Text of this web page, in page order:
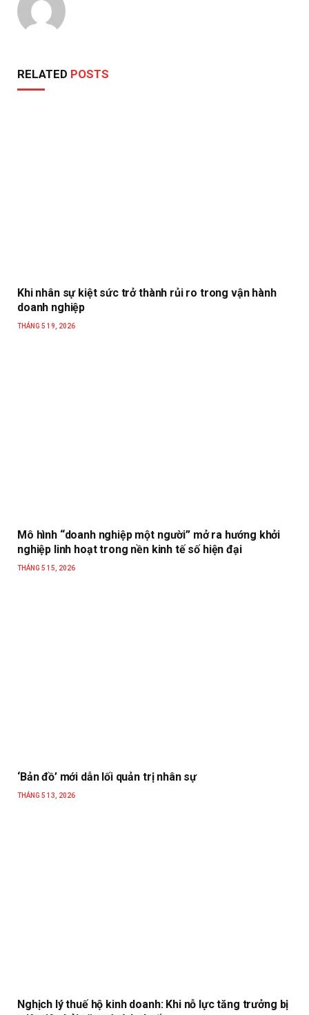
RELATED POSTS
Khi nhân sự kiệt sức trở thành rủi ro trong vận hành
doanh nghiệp
THÁNG 5 19, 2026
Mô hình “doanh nghiệp một người” mở ra hướng khởi
nghiệp linh hoạt trong nền kinh tế số hiện đại
THÁNG 5 15, 2026
‘Bản đồ’ mới dẫn lối quản trị nhân sự
THÁNG 5 13, 2026
Nghịch lý thuế hộ kinh doanh: Khi nỗ lực tăng trưởng bị